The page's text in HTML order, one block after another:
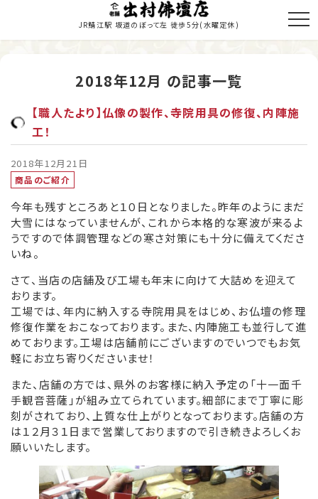
JR鯖江駅 坂道のぼって左 徒歩5分(水曜定休)
商品のご紹介
お仏壇の修理・修復
寺院施工
当店の歩み
職人紹介
新着情報・納入履歴
お問い合わせ・お見積り
リンク集
お役立ち情報
2018年12月 の記事一覧
【職人たより】仏像の製作、寺院用具の修復、内陣施
工！
2018年12月21日
商品のご紹介
今年も残すところあと１０日となりました。昨年のようにまだ
大雪にはなっていませんが、これから本格的な寒波が来るよ
うですので体調管理などの寒さ対策にも十分に備えてくださ
いね。
さて、当店の店舗及び工場も年末に向けて大詰めを迎えて
おります。
工場では、年内に納入する寺院用具をはじめ、お仏壇の修理
修復作業をおこなっております。また、内陣施工も並行して進
めております。工場は店舗前にございますのでいつでもお気
軽にお立ち寄りくださいませ！
また、店舗の方では、県外のお客様に納入予定の「十一面千
手観音菩薩」が組み立てられています。細部にまで丁寧に彫
刻がされており、上質な仕上がりとなっております。店舗の方
は１２月３１日まで営業しておりますので引き続きよろしくお
願いいたします。